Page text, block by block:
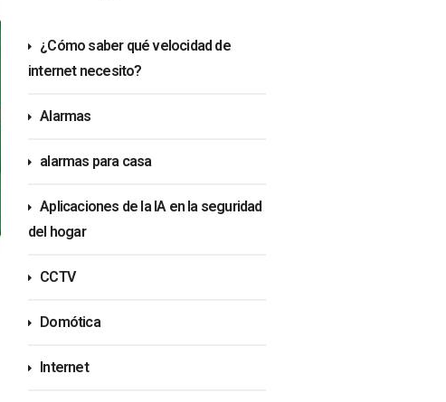
¿Cómo saber qué velocidad de
internet necesito?
Alarmas
alarmas para casa
Aplicaciones de la IA en la seguridad
del hogar
CCTV
Domótica
Internet